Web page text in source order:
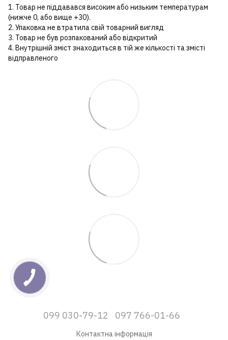
1. Товар не піддавався високим або низьким температурам
(нижче 0, або вище +30).
2. Упаковка не втратила свій товарний вигляд
3. Товар не був розпакований або відкритий
4. Внутрішній зміст знаходиться в тій же кількості та змісті
відправленого
099 030-79-12 097 766-01-66
Контактна інформація